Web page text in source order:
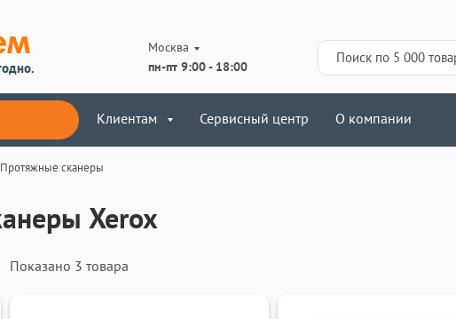
Москва
пн-пт 9:00 - 18:00
Клиентам Сервисный центр О компании
Протяжные сканеры
Xerox
Показано 3 товара